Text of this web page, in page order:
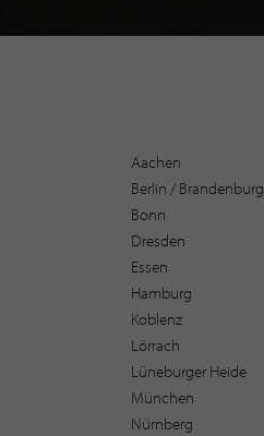
Aachen
Berlin / Brandenburg
Bonn
Dresden
Essen
Hamburg
Koblenz
Lörrach
Lüneburger Heide
München
Nürnberg